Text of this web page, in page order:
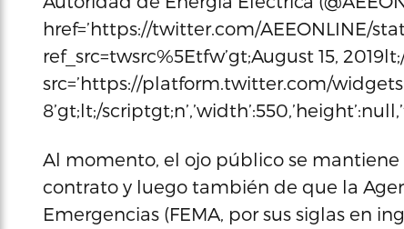
href=’https://twitter.com/AEEONLINE/
ref_src=twsrc%5Etfw’gt;August 15,
src=’https://platform.twitter.com/
8’gt;lt;/
Al momento, el ojo público se mantiene
contrato y luego también de que la
Emergencias (FEMA, por sus siglas en